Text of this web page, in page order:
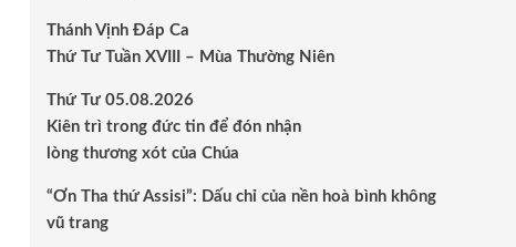
Thánh Vịnh Đáp Ca
Thứ Tư Tuần XVIII – Mùa Thường Niên
Thứ Tư 05.08.2026
Kiên trì trong đức tin để đón nhận
lòng thương xót của Chúa
“Ơn Tha thứ Assisi”: Dấu chỉ của nền hoà bình không
vũ trang